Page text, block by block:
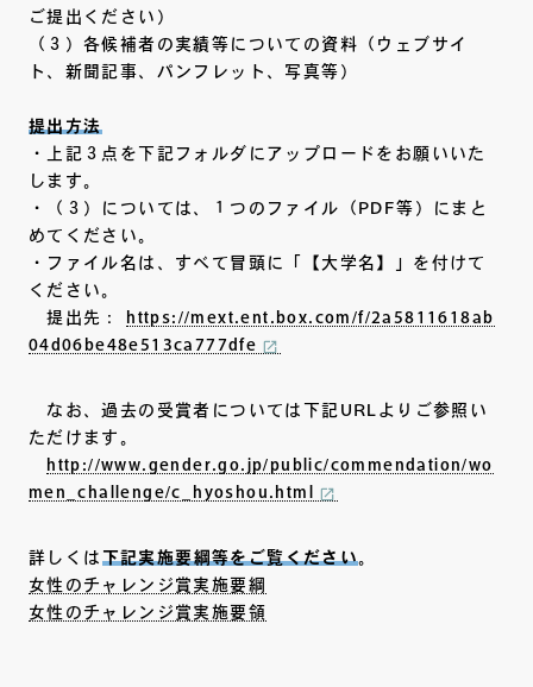
ご提出ください）
（３）各候補者の実績等についての資料（ウェブサイ
ト、新聞記事、パンフレット、写真等）
提出方法
・上記３点を下記フォルダにアップロードをお願いいた
します。
・（３）については、１つのファイル（PDF等）にまと
めてください。
・ファイル名は、すべて冒頭に「【大学名】」を付けて
ください。
提出先：
https://mext.ent.box.com/f/2a5811618ab
04d06be48e513ca777dfe
なお、過去の受賞者については下記URLよりご参照い
ただけます。
http://www.gender.go.jp/public/commendation/wo
men_challenge/c_hyoshou.html
詳しくは 下記実施要綱等をご覧ください。
女性のチャレンジ賞実施要綱
女性のチャレンジ賞実施要領